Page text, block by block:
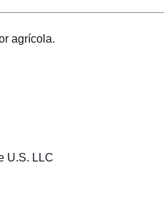
agrícola.
U.S. LLC